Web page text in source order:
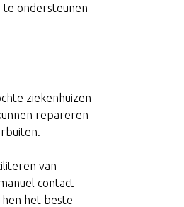
te ondersteunen
ziekenhuizen
repareren
van
contact
hen het beste